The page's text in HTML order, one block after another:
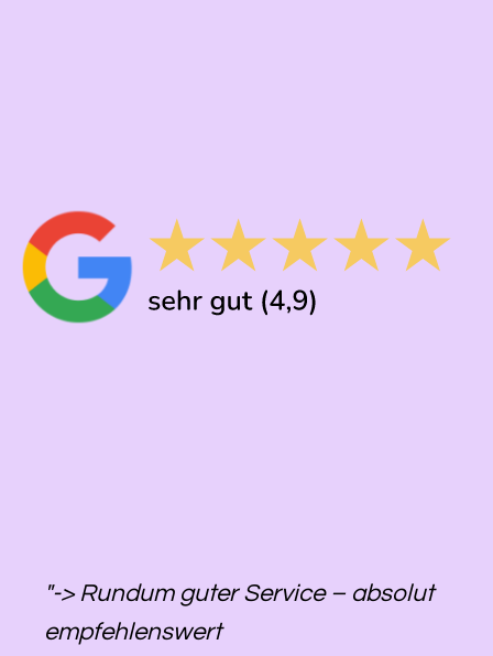
"-> Rundum guter Service – absolut
empfehlenswert